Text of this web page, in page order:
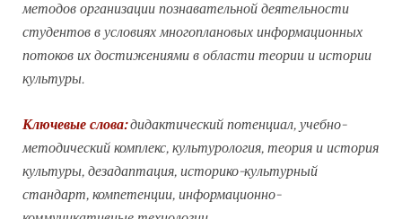
методов организации познавательной деятельности
студентов в условиях многоплановых информационных
потоков их достижениями в области теории и истории
культуры.
Ключевые слова:дидактический потенциал, учебно-
методический комплекс, культурология, теория и история
культуры, дезадаптация, историко-культурный
стандарт, компетенции, информационно-